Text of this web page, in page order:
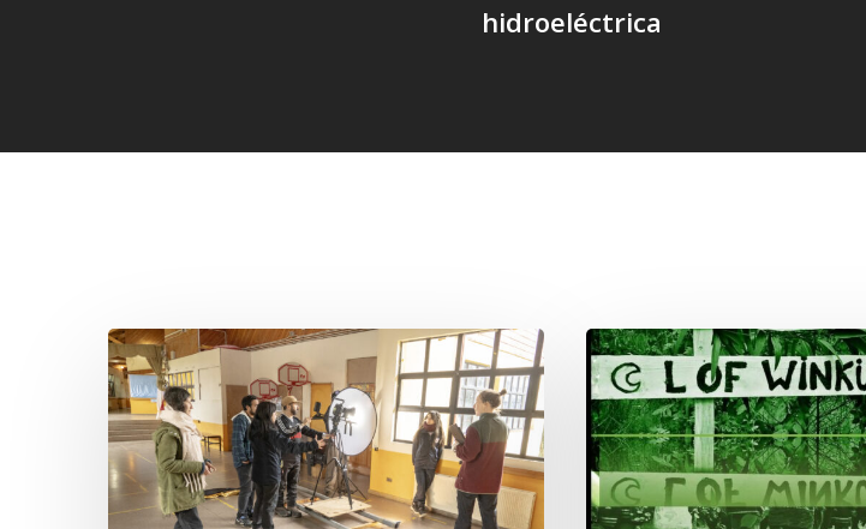
hidroeléctrica
Toda
el
agua
del
mar:
Lof
Winkül
Küsra
convoca
a